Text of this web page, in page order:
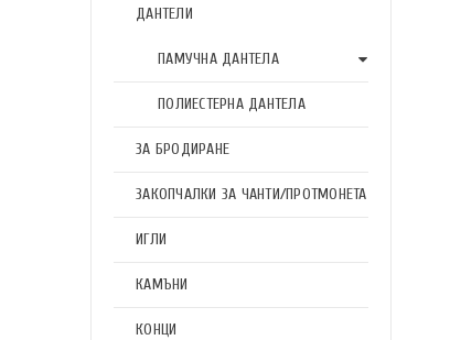
ДАНТЕЛИ
ПАМУЧНА ДАНТЕЛА
ПОЛИЕСТЕРНА ДАНТЕЛА
ЗА БРОДИРАНЕ
ЗАКОПЧАЛКИ ЗА ЧАНТИ/ПРОТМОНЕТА
ИГЛИ
КАМЪНИ
КОНЦИ